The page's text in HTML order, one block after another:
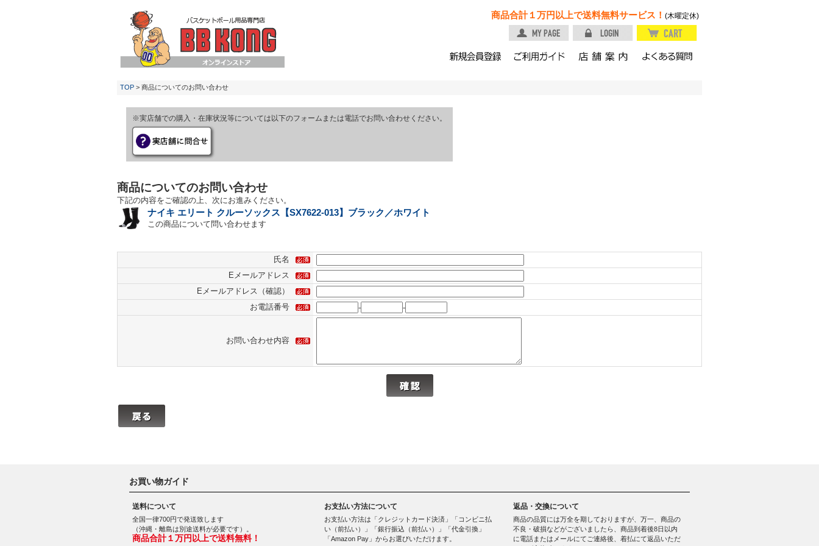
商品合計１万円以上で送料無料サービス！ (木曜定休)
TOP > 商品についてのお問い合わせ
※実店舗での購入・在庫状況等については以下のフォームまたは電話でお問い合わせください。
商品についてのお問い合わせ
下記の内容をご確認の上、次にお進みください。
ナイキ エリート クルーソックス【SX7622-013】ブラック／ホワイト
この商品について問い合わせます
氏名
Eメールアドレス
Eメールアドレス（確認）
お電話番号
- -
お問い合わせ内容
お買い物ガイド
送料について
全国一律700円で発送致します
（沖縄・離島は別途送料が必要です）。
商品合計１万円以上で送料無料！
お支払い方法について
お支払い方法は「クレジットカード決済」「コンビニ払
い（前払い）」「銀行振込（前払い）」「代金引換」
「Amazon Pay」からお選びいただけます。
返品・交換について
商品の品質には万全を期しておりますが、万一、商品の
不良・破損などがございましたら、商品到着後8日以内
に電話またはメールにてご連絡後、着払にて返品いただ